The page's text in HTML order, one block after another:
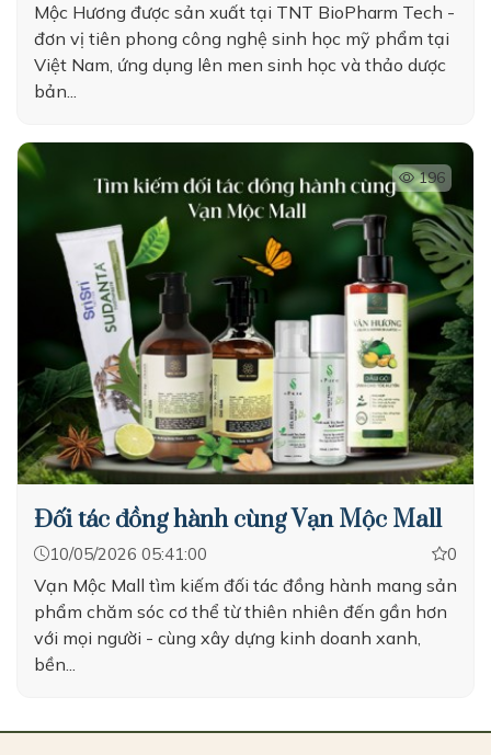
Mộc Hương được sản xuất tại TNT BioPharm Tech -
đơn vị tiên phong công nghệ sinh học mỹ phẩm tại
Việt Nam, ứng dụng lên men sinh học và thảo dược
bản...
196
Đối tác đồng hành cùng Vạn Mộc Mall
10/05/2026 05:41:00 0
Vạn Mộc Mall tìm kiếm đối tác đồng hành mang sản
phẩm chăm sóc cơ thể từ thiên nhiên đến gần hơn
với mọi người - cùng xây dựng kinh doanh xanh,
bền...